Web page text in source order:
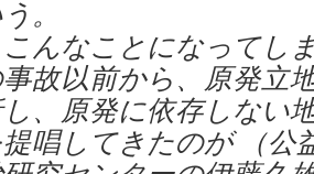
。
こんなことになって
故以前から、原発立
、原発に依存しない
唱してきたのが （公